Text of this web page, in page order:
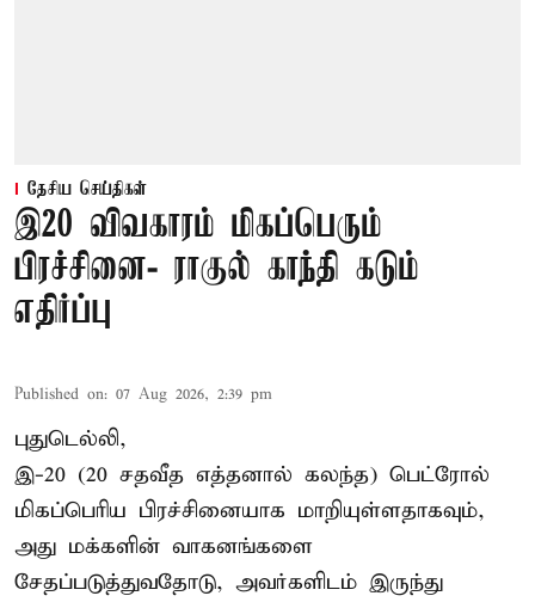
தேசிய செய்திகள்
இ20 விவகாரம் மிகப்பெரும்
பிரச்சினை- ராகுல் காந்தி கடும்
எதிர்ப்பு
Published on: 07 Aug 2026, 2:39 pm
புதுடெல்லி,
இ-20 (20 சதவீத எத்தனால் கலந்த) பெட்ரோல்
மிகப்பெரிய பிரச்சினையாக மாறியுள்ளதாகவும்,
அது மக்களின் வாகனங்களை
சேதப்படுத்துவதோடு, அவர்களிடம் இருந்து